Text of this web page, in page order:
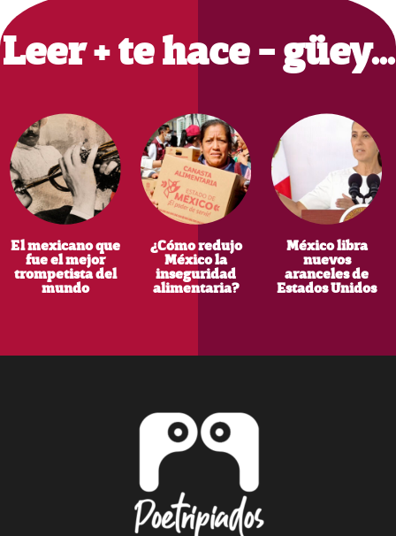
Sidebar
Leer + te hace - güey…
El mexicano que
fue el mejor
trompetista del
mundo
¿Cómo redujo
México la
inseguridad
alimentaria?
México libra
nuevos
aranceles de
Estados Unidos